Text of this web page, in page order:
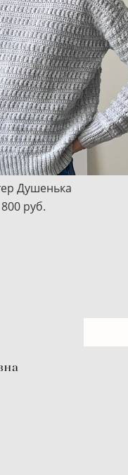
Душенька
800 pуб.